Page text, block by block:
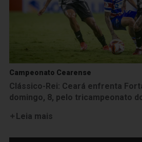
Campeonato Cearense
Clássico-Rei: Ceará enfrenta
domingo, 8, pelo tricampeonato
Leia mais